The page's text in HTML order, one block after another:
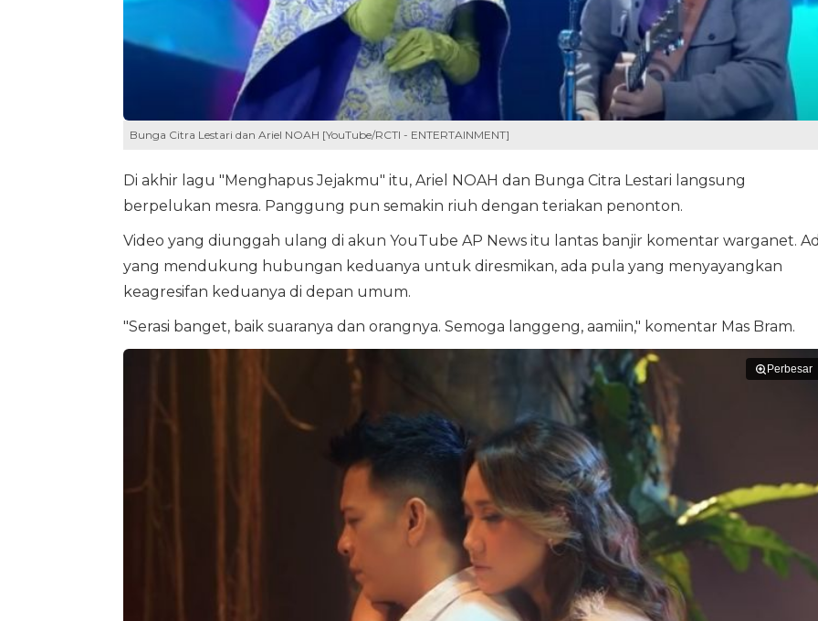
Bunga Citra Lestari dan Ariel NOAH [YouTube/RCTI - ENTERTAINMENT]
Di akhir lagu "Menghapus Jejakmu" itu, Ariel NOAH dan Bunga Citra Lestari langsung
berpelukan mesra. Panggung pun semakin riuh dengan teriakan penonton.
Video yang diunggah ulang di akun YouTube AP News itu lantas banjir komentar warganet.
yang mendukung hubungan keduanya untuk diresmikan, ada pula yang menyayangkan
keagresifan keduanya di depan umum.
"Serasi banget, baik suaranya dan orangnya. Semoga langgeng, aamiin," komentar Mas Bram.
Perbesar